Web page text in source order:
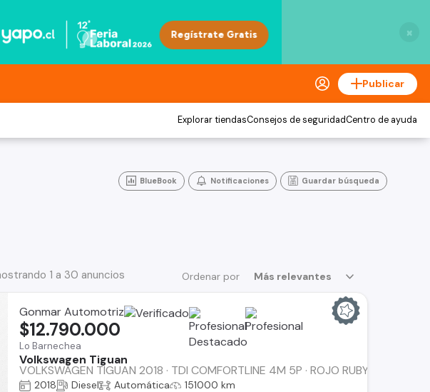
×
Publicar
Explorar tiendasConsejos de seguridadCentro de ayuda
BlueBook Notificaciones Guardar búsqueda
Ordenar por Más relevantes
1 a 30 anuncios
Gonmar Automotriz
Lo Barnechea
Volkswagen Tiguan
VOLKSWAGEN TIGUAN 2018 · TDI COMFORTLINE 4M 5P · ROJO RUBY ·
$12.790.000
2018 Diesel Automática 151000 km